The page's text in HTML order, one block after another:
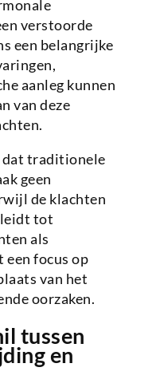
verstoorde
een belangrijke
aanleg kunnen
van deze
dat traditionele
geen
de klachten
tot
als
een focus op
van het
oorzaken.
tussen
en